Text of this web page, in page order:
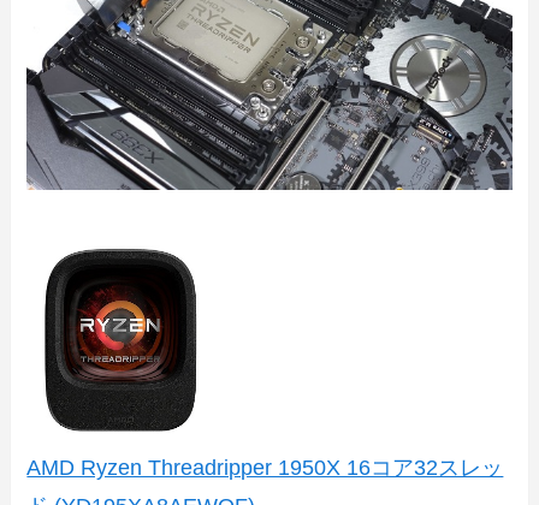
AMD Ryzen Threadripper 1950X 16コア32スレッ